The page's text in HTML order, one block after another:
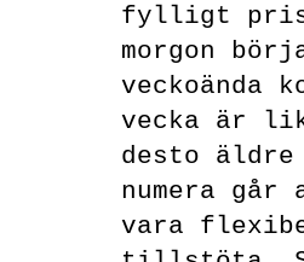
fylligt
morgon
vecka är
desto
numera
vara